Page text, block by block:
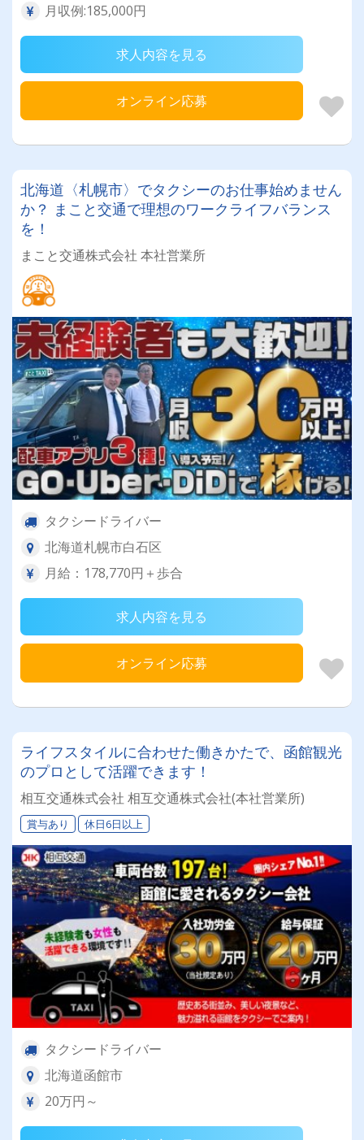
月収例:185,000円
求人内容を見る
オンライン応募
北海道〈札幌市〉でタクシーのお仕事始めません
か？ まこと交通で理想のワークライフバランス
を！
まこと交通株式会社 本社営業所
タクシードライバー
北海道札幌市白石区
月給：178,770円＋歩合
求人内容を見る
オンライン応募
ライフスタイルに合わせた働きかたで、函館観光
のプロとして活躍できます！
相互交通株式会社 相互交通株式会社(本社営業所)
賞与あり 休日6日以上
タクシードライバー
北海道函館市
20万円～